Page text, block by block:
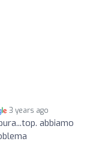
3 years ago
abbiamo